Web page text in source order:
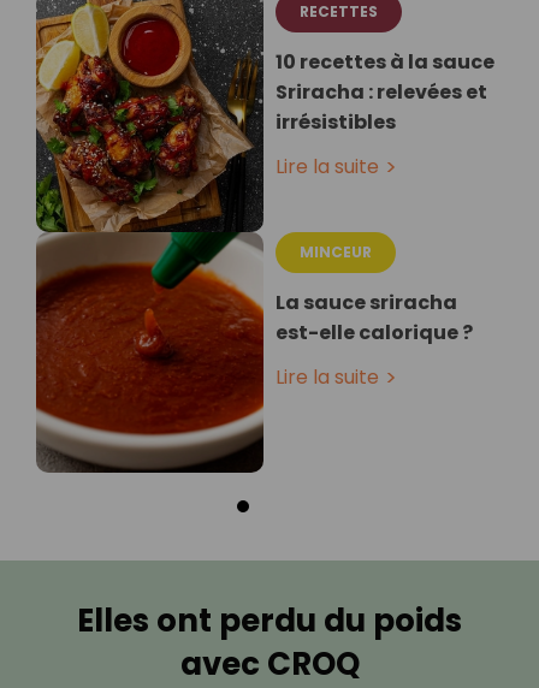
RECETTES
10 recettes à la sauce
Sriracha : relevées et
irrésistibles
Lire la suite
MINCEUR
La sauce sriracha
est-elle calorique ?
Lire la suite
Elles ont perdu du poids
avec CROQ